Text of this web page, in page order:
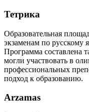
Тетрика
Образовательная
экзаменам по русскому
Программа составлена
могли участвовать в
профессиональных
подход к образованию.
Arzamas